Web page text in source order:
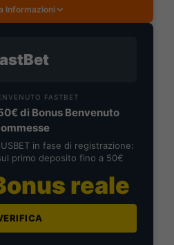
Informazioni
FASTBET
di Bonus Benvenuto
in fase di registrazione:
primo deposito fino a 50€
reale